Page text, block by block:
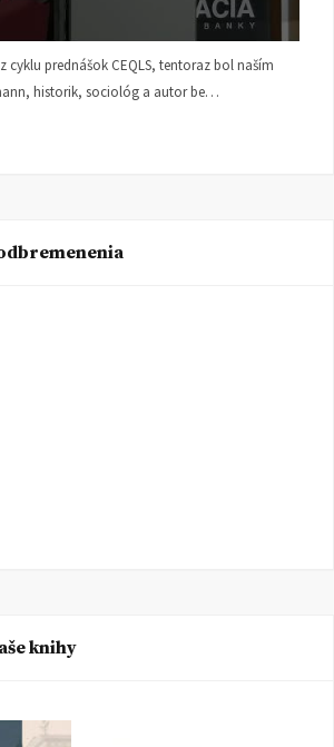
cyklu prednášok CEQLS, tentoraz bol naším
historik, sociológ a autor be…
knihy